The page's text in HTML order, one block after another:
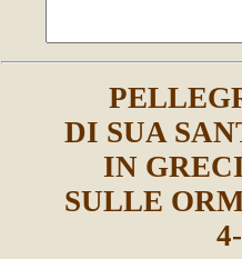
DI SUA
IN
SULLE